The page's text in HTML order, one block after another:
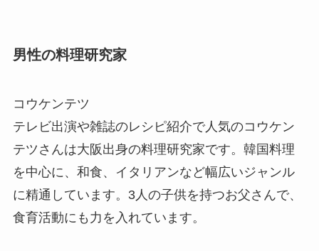
男性の料理研究家
コウケンテツ
テレビ出演や雑誌のレシピ紹介で人気のコウケン
テツさんは大阪出身の料理研究家です。韓国料理
を中心に、和食、イタリアンなど幅広いジャンル
に精通しています。3人の子供を持つお父さんで、
食育活動にも力を入れています。